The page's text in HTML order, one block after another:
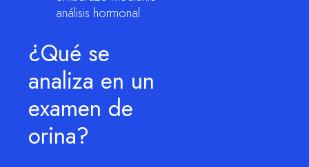
análisis hormonal
¿Qué se
analiza en un
examen de
orina?